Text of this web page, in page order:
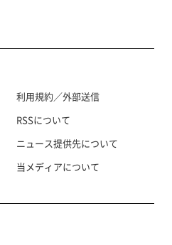
利用規約／外部送信
RSSについて
ニュース提供先について
当メディアについて